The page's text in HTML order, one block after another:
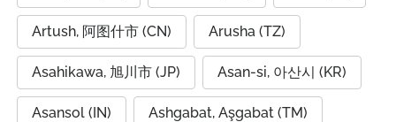
Artush, 阿图什市 (CN) Arusha (TZ)
Asahikawa, 旭川市 (JP) Asan-si, 아산시 (KR)
Asansol (IN) Ashgabat, Aşgabat (TM)